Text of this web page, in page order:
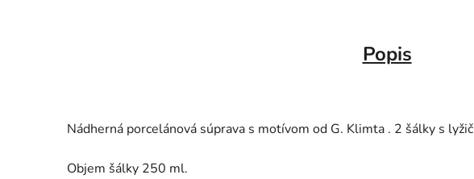
Popis
Nádherná porcelánová súprava s motívom od G. Klimta . 2 šálky s
Objem šálky 250 ml.